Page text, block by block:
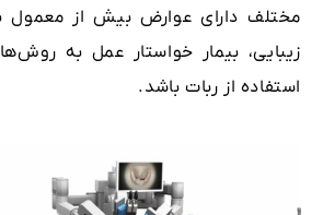
مختلف دارای عوارض بیش از معمول
زیبایی، بیمار خواستار عمل به
استفاده از ربات باشد.